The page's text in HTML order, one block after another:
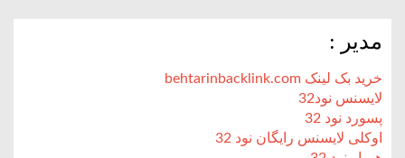
مدیر :
خرید بک لینک behtarinbacklink.com
لایسنس نود32
پسورد نود 32
اوکلی لایسنس رایگان نود 32